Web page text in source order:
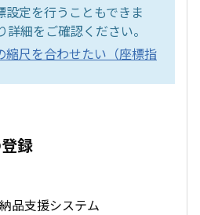
設定を行うこともできま
詳細をご確認ください。
縮尺を合わせたい（座標指
録
品支援システム